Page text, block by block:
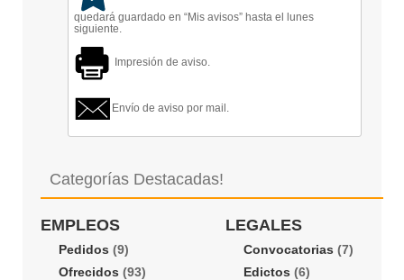
quedará guardado en “Mis avisos” hasta el lunes
siguiente.
Impresión de aviso.
Envío de aviso por mail.
Categorías Destacadas!
EMPLEOS
Pedidos (9)
Ofrecidos (93)
LEGALES
Convocatorias (7)
Edictos (6)